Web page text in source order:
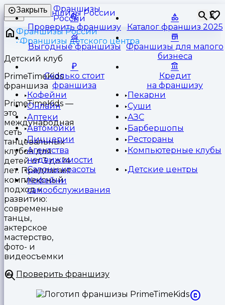
Франшизы
России
⏳
Закрыть
Проверить франшизу Каталог франшиз 2025
Выгодные франшизы
Франшизы для малого
бизнеса
Сколько стоит
франшиза
Кредит
на франшизу
Кофейни
Пекарни
Онлайн
Суши
Аптеки
АЗС
Автомойки
Барбершопы
Пиццерии
Рестораны
Агентства
недвижимости
Компьютерные клубы
Салоны красоты
Детские центры
Кофейни
самообслуживания
Франшизы России
Франшизы детского центра
Детский клуб
PrimeTimeKids
франшиза
PrimeTimeKids —
это
международная
сеть
танцевальных
клубов для
детей от 3 до 14
лет. Предлагает
комплексный
подход к
развитию:
современные
танцы,
актерское
мастерство,
фото- и
видеосъемки
Проверить франшизу